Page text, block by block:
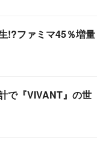
!?ファミマ45％増量
で『VIVANT』の世